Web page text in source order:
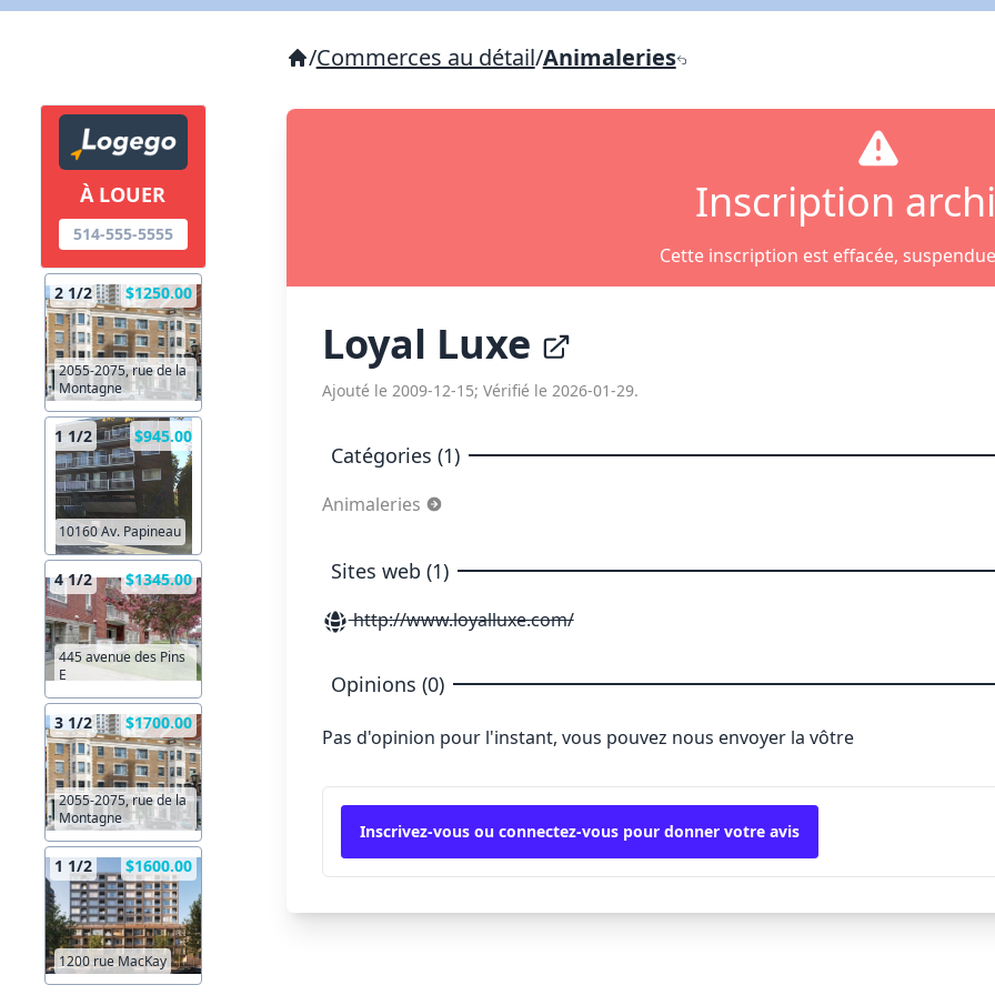
À LOUER
514-555-5555
2 1/2 $1250.00
2055-2075, rue de la
Montagne
1 1/2 $945.00
10160 Av. Papineau
4 1/2 $1345.00
445 avenue des Pins
E
3 1/2 $1700.00
2055-2075, rue de la
Montagne
1 1/2 $1600.00
1200 rue MacKay
/Commerces au détail/Animaleries
Inscription
Cette inscription est effacée,
Loyal Luxe
Ajouté le 2009-12-15; Vérifié le 2026-01-29.
Catégories (1)
Animaleries
Sites web (1)
http://www.loyalluxe.com/
Opinions (0)
Pas d'opinion pour l'instant, vous pouvez nous envoyer la vôtre
Inscrivez-vous ou connectez-vous pour donner votre avis
X Fermer